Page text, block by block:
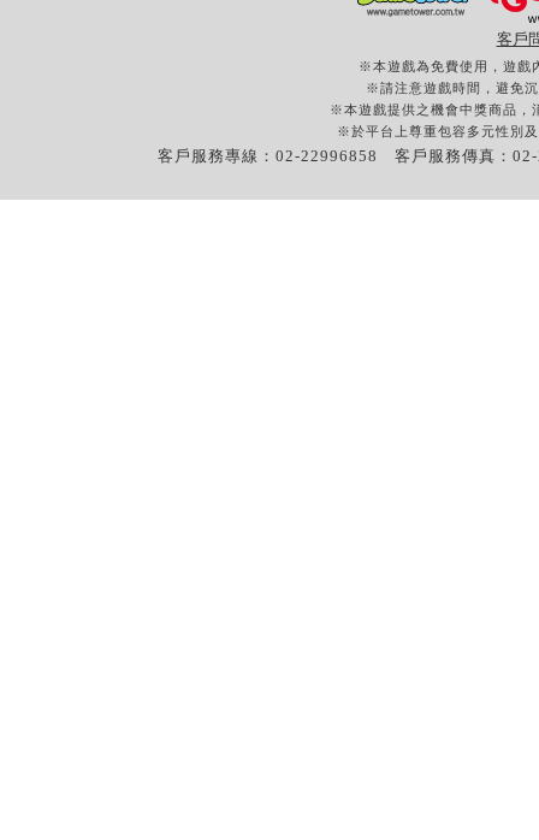
客戶
※本遊戲為免費使用，遊戲
※請注意遊戲時間，避免
※本遊戲提供之機會中獎商品，
※於平台上尊重包容多元性別
客戶服務專線：02-22996858 客戶服務傳真：